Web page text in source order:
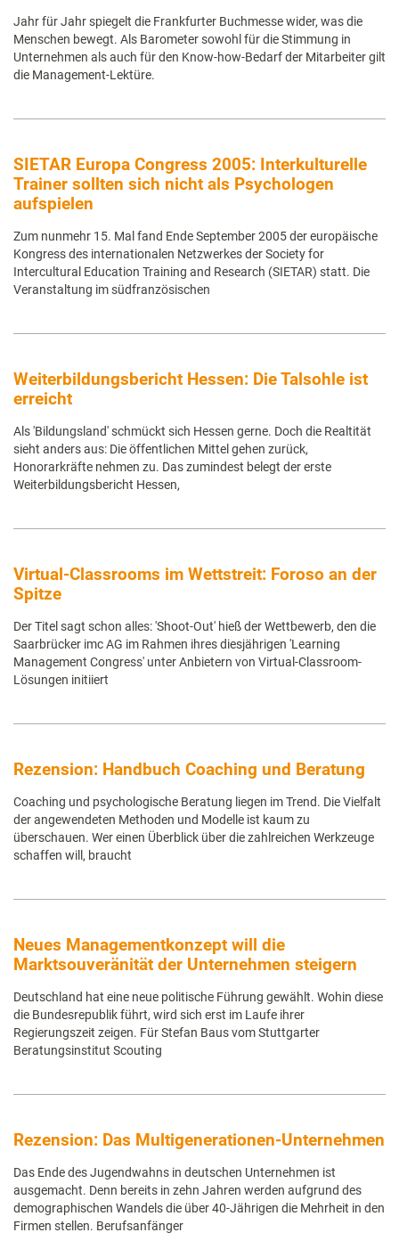
Jahr für Jahr spiegelt die Frankfurter Buchmesse wider, was die
Menschen bewegt. Als Barometer sowohl für die Stimmung in
Unternehmen als auch für den Know-how-Bedarf der Mitarbeiter gilt
die Management-Lektüre.
SIETAR Europa Congress 2005: Interkulturelle
Trainer sollten sich nicht als Psychologen
aufspielen
Zum nunmehr 15. Mal fand Ende September 2005 der europäische
Kongress des internationalen Netzwerkes der Society for
Intercultural Education Training and Research (SIETAR) statt. Die
Veranstaltung im südfranzösischen
Weiterbildungsbericht Hessen: Die Talsohle ist
erreicht
Als 'Bildungsland' schmückt sich Hessen gerne. Doch die Realtität
sieht anders aus: Die öffentlichen Mittel gehen zurück,
Honorarkräfte nehmen zu. Das zumindest belegt der erste
Weiterbildungsbericht Hessen,
Virtual-Classrooms im Wettstreit: Foroso an der
Spitze
Der Titel sagt schon alles: 'Shoot-Out' hieß der Wettbewerb, den die
Saarbrücker imc AG im Rahmen ihres diesjährigen 'Learning
Management Congress' unter Anbietern von Virtual-Classroom-
Lösungen initiiert
Rezension: Handbuch Coaching und Beratung
Coaching und psychologische Beratung liegen im Trend. Die Vielfalt
der angewendeten Methoden und Modelle ist kaum zu
überschauen. Wer einen Überblick über die zahlreichen Werkzeuge
schaffen will, braucht
Neues Managementkonzept will die
Marktsouveränität der Unternehmen steigern
Deutschland hat eine neue politische Führung gewählt. Wohin diese
die Bundesrepublik führt, wird sich erst im Laufe ihrer
Regierungszeit zeigen. Für Stefan Baus vom Stuttgarter
Beratungsinstitut Scouting
Rezension: Das Multigenerationen-Unternehmen
Das Ende des Jugendwahns in deutschen Unternehmen ist
ausgemacht. Denn bereits in zehn Jahren werden aufgrund des
demographischen Wandels die über 40-Jährigen die Mehrheit in den
Firmen stellen. Berufsanfänger